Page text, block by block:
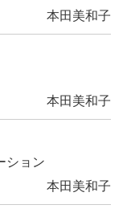
本田美和子
本田美和子
ション
本田美和子